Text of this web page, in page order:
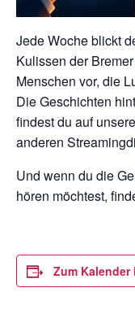
Jede Woche blickt
Kulissen der
Menschen vor, die
Die Geschichten
findest du auf
anderen
Und wenn du die
hören möchtest,
Zum